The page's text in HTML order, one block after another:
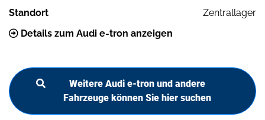
Standort
Zentrallager
Details zum Audi e-tron anzeigen
Weitere Audi e-tron und andere
Fahrzeuge können Sie hier suchen